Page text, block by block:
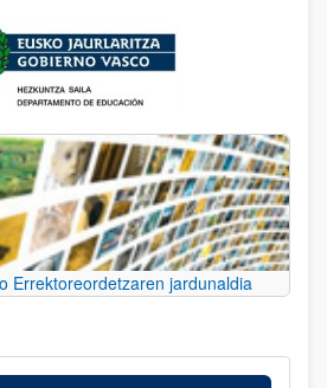
Errektoreordetzaren jardunaldia